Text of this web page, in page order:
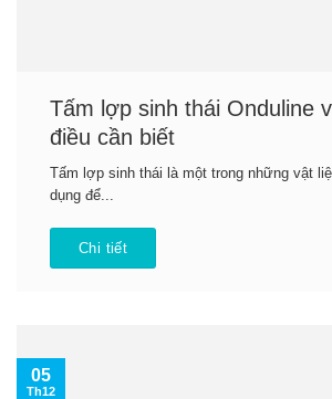
Tấm lợp sinh thái Onduline
điều cần biết
Tấm lợp sinh thái là một trong những vật
dụng để...
Chi tiết
05
Th12